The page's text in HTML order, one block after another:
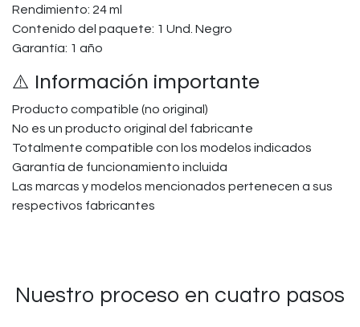
Rendimiento: 24 ml
Contenido del paquete: 1 Und. Negro
Garantía: 1 año
⚠️ Información importante
Producto compatible (no original)
No es un producto original del fabricante
Totalmente compatible con los modelos indicados
Garantía de funcionamiento incluida
Las marcas y modelos mencionados pertenecen a sus
respectivos fabricantes
Nuestro proceso en cuatro pasos